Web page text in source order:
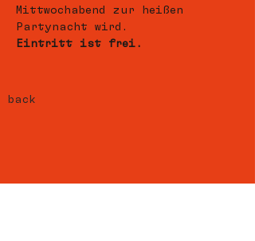
Mittwochabend zur heißen
Partynacht wird.
Eintritt ist frei.
back